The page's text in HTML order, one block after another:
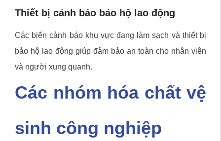
Thiết bị cảnh báo bảo hộ lao động
Các biển cảnh báo khu vực đang làm sạch và thiết bị
bảo hộ lao động giúp đảm bảo an toàn cho nhân viên
và người xung quanh.
Các nhóm hóa chất vệ
sinh công nghiệp